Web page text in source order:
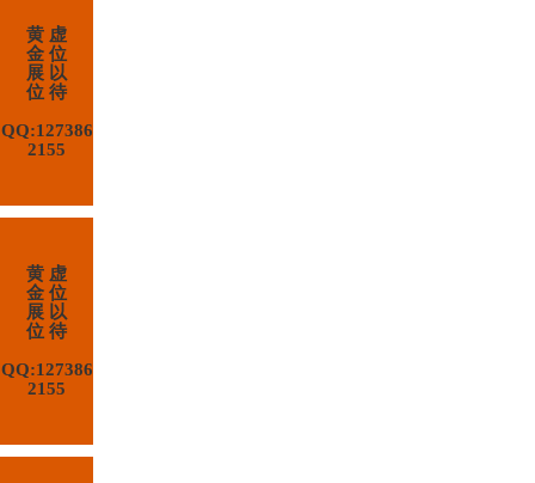
黄 虚
金 位
展 以
位 待
QQ:127386
2155
黄 虚
金 位
展 以
位 待
QQ:127386
2155